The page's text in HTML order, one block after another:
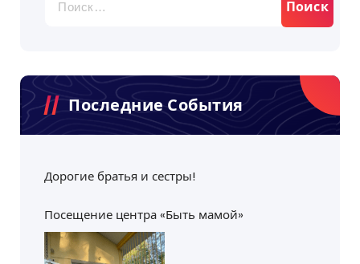
Последние События
Дорогие братья и сестры!
Посещение центра «Быть мамой»